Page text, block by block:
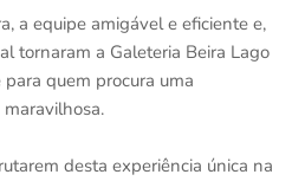
a equipe amigável e eficiente e,
tornaram a Galeteria Beira Lago
quem procura uma
desta experiência única na